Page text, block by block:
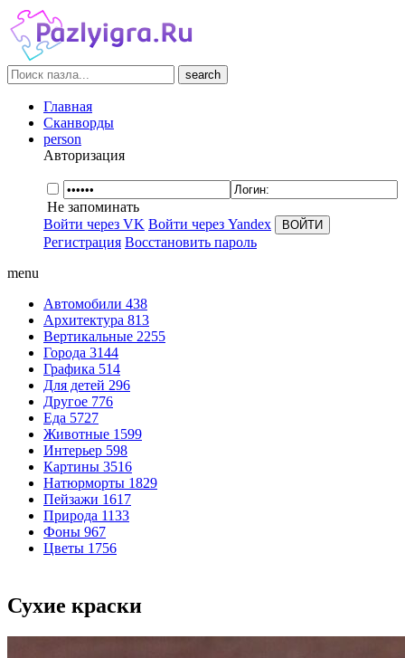
search
Главная
Сканворды
person
Авторизация
Не запоминать
Войти через VK Войти через Yandex
Регистрация Восстановить пароль
menu
Автомобили 438
Архитектура 813
Вертикальные 2255
Города 3144
Графика 514
Для детей 296
Другое 776
Еда 5727
Животные 1599
Интерьер 598
Картины 3516
Натюрморты 1829
Пейзажи 1617
Природа 1133
Фоны 967
Цветы 1756
Сухие краски